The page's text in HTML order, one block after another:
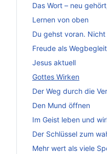
Das Wort – neu
Lernen von oben
Du gehst voran.
Freude als
Jesus aktuell
Gottes Wirken
Der Weg durch die
Den Mund öffnen
Im Geist leben und
Der Schlüssel zum
Mehr wert als viele